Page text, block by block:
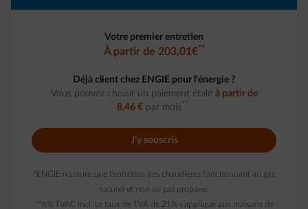
Votre premier entretien
À partir de 203,01€**
Déjà client chez ENGIE pour l'énergie ?
Vous pouvez choisir un paiement étalé à partir de
8,46 € par mois **
J'y souscris
*ENGIE n'assure que l'entretien des chaudières fonctionnant au gaz
naturel et non au gaz propane.
**6% TVAC incl. Le taux de TVA de 21% s'applique aux maisons de